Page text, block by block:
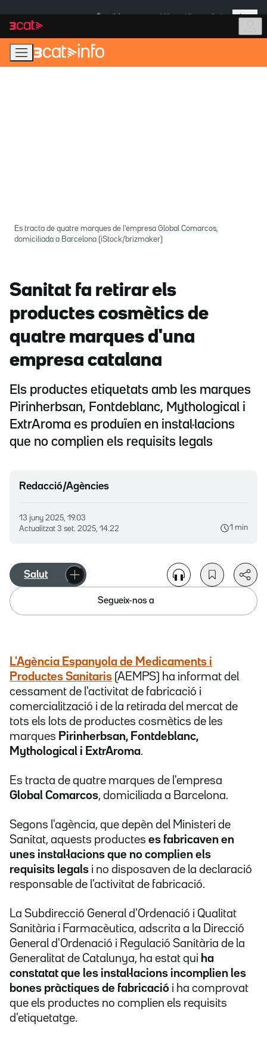
navegació
principal
contingut
Més
Es tracta de quatre marques de l'empresa Global Comarcos,
domiciliada a Barcelona (iStock/brizmaker)
Sanitat fa retirar els
productes cosmètics de
quatre marques d'una
empresa catalana
Els productes etiquetats amb les marques
Pirinherbsan, Fontdeblanc, Mythological i
ExtrAroma es produïen en instal·lacions
que no complien els requisits legals
Redacció/Agències
13 juny 2025, 19.03
Actualitzat 3 set. 2025, 14.22 1 min
Salut
Segueix-nos a
L'Agència Espanyola de Medicaments i
Productes Sanitaris (AEMPS) ha informat del
cessament de l'activitat de fabricació i
comercialització i de la retirada del mercat de
tots els lots de productes cosmètics de les
marques Pirinherbsan, Fontdeblanc,
Mythological i ExtrAroma.
Es tracta de quatre marques de l'empresa
Global Comarcos, domiciliada a Barcelona.
Segons l'agència, que depèn del Ministeri de
Sanitat, aquests productes es fabricaven en
unes instal·lacions que no complien els
requisits legals i no disposaven de la declaració
responsable de l'activitat de fabricació.
La Subdirecció General d'Ordenació i Qualitat
Sanitària i Farmacèutica, adscrita a la Direcció
General d'Ordenació i Regulació Sanitària de la
Generalitat de Catalunya, ha estat qui ha
constatat que les instal·lacions incomplien les
bones pràctiques de fabricació i ha comprovat
que els productes no complien els requisits
d'etiquetatge.